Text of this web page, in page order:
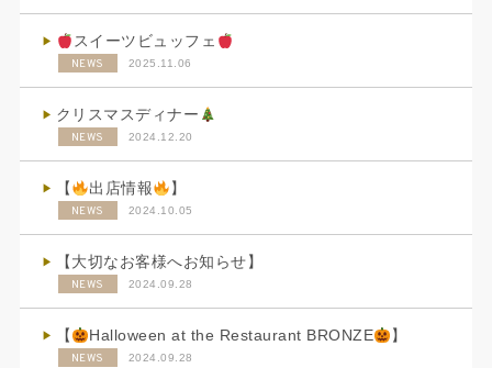
スイーツビュッフェ
NEWS 2025.11.06
クリスマスディナー
NEWS 2024.12.20
【 出店情報 】
NEWS 2024.10.05
【大切なお客様へお知らせ】
NEWS 2024.09.28
【 Halloween at the Restaurant BRONZE 】
NEWS 2024.09.28